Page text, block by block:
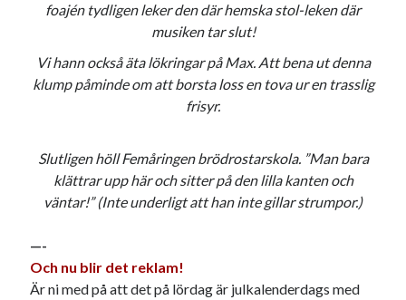
foajén tydligen leker den där hemska stol-leken där
musiken tar slut!
Vi hann också äta lökringar på Max. Att bena ut denna
klump påminde om att borsta loss en tova ur en trasslig
frisyr.
Slutligen höll Femåringen brödrostarskola. ”Man bara
klättrar upp här och sitter på den lilla kanten och
väntar!” (Inte underligt att han inte gillar strumpor.)
—-
Och nu blir det reklam!
Är ni med på att det på lördag är julkalenderdags med